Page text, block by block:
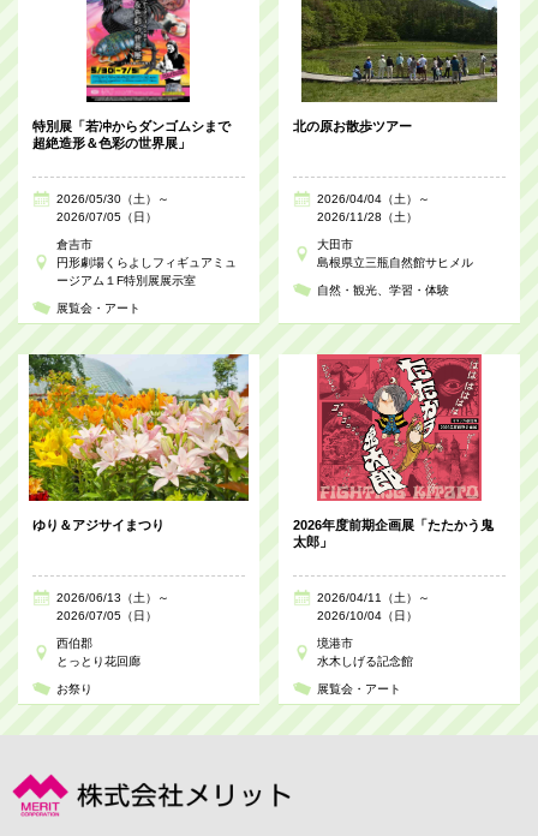
特別展「若冲からダンゴムシまで
超絶造形＆色彩の世界展」
2026/05/30（土）～
2026/07/05（日）
倉吉市
円形劇場くらよしフィギュアミュ
ージアム１F特別展展示室
展覧会・アート
北の原お散歩ツアー
2026/04/04（土）～
2026/11/28（土）
大田市
島根県立三瓶自然館サヒメル
自然・観光 学習・体験
ゆり＆アジサイまつり
2026/06/13（土）～
2026/07/05（日）
西伯郡
とっとり花回廊
お祭り
2026年度前期企画展「たたかう鬼
太郎」
2026/04/11（土）～
2026/10/04（日）
境港市
水木しげる記念館
展覧会・アート